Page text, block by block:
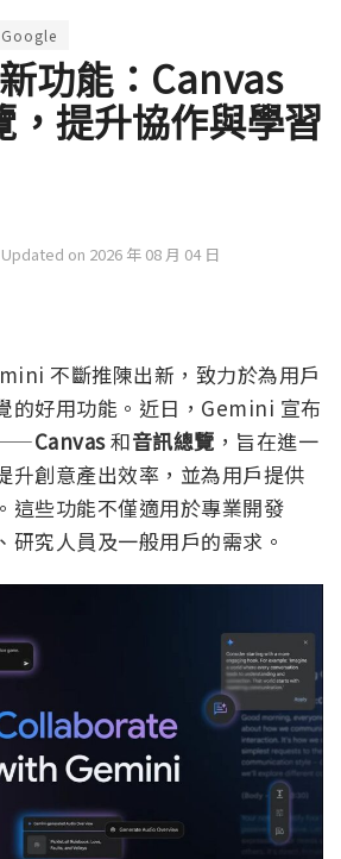
Google
功能：Canvas
，提升協作與學習
on 2026 年 08 月 04 日
不斷推陳出新，致力於為用戶
的好用功能。近日，Gemini 宣布
——Canvas和音訊總覽 ，旨在進一
升創意產出效率，並為用戶提供
這些功能不僅適用於專業開發
研究人員及一般用戶的需求。